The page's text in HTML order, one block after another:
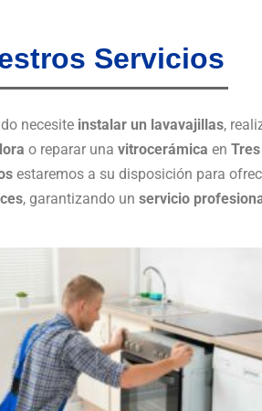
Servicios
necesite instalar un lavavajillas,
o reparar una vitrocerámica en
estaremos a su disposición para
, garantizando un servicio